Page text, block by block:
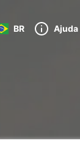
BR Ajuda